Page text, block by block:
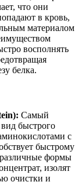
что они
в кровь,
материалом
восполнять
белка.
Самый
быстрого
с
быстрому
формы
изолят
очистки и